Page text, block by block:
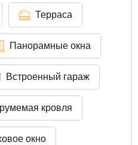
Терраса
Панорамные окна
Встроенный гараж
кровля
окно